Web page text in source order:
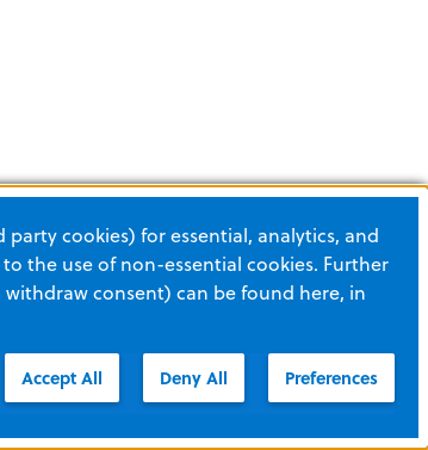
cookies) for essential, analytics, and
the use of non-essential cookies. Further
consent) can be found here, in
Accept All Deny All Preferences